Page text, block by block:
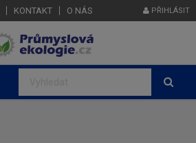
KONTAKT O NÁS PŘIHLÁSIT